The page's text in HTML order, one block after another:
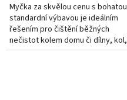
Myčka za skvělou cenu s bohatou
standardní výbavou je ideálním
řešením pro čištění běžných
nečistot kolem domu či dílny, kol,
zahradního nábytku, plotů,